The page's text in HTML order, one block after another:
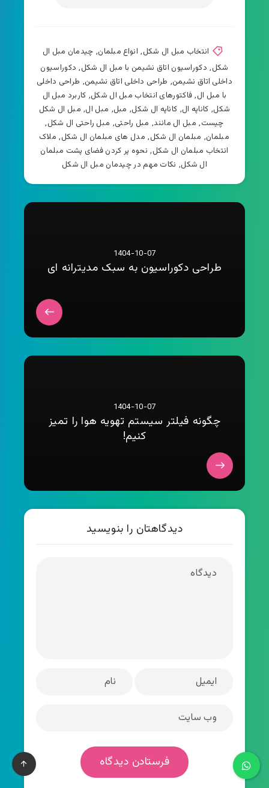
انتخاب مبل ال شکل, انواع مبلمان, چیدمان مبل ال
شکل, دکوراسیون اتاق نشیمن با مبل ال شکل, دکوراسیون
داخلی اتاق نشیمن, طراحی داخلی اتاق نشیمن, طراحی داخلی
با مبل ال, فاکتورهای انتخاب مبل ال شکل, کاربرد مبل ال
شکل, کاناپه ال, کاناپه ال شکل, مبل, مبل ال, مبل ال شکل
چیست, مبل ال مانند, مبل راحتی, مبل راحتی ال شکل,
مبلمان, مبلمان ال شکل, مدل های مبلمان ال شکل, ملاک
انتخاب مبلمان ال شکل, نحوه پر کردن فضای پشت مبلمان
ال شکل, نکات مهم در چیدمان مبل ال شکل
1404-10-07
طراحی دکوراسیون به سبک مدیترانه ای
1404-10-07
چگونه فیلتر سیستم تهویه هوا را تمیز
کنیم!
دیدگاهتان را بنویسید